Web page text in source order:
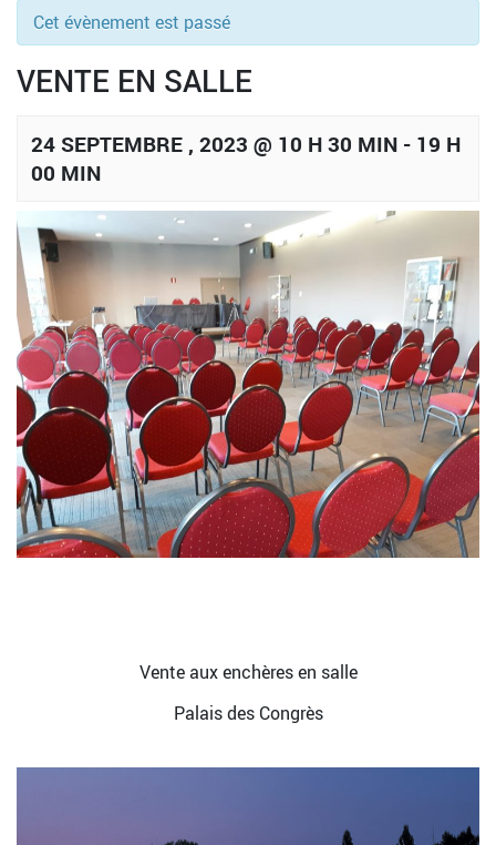
Cet évènement est passé
VENTE EN SALLE
24 SEPTEMBRE , 2023 @ 10 H 30 MIN - 19 H
00 MIN
Vente aux enchères en salle
Palais des Congrès